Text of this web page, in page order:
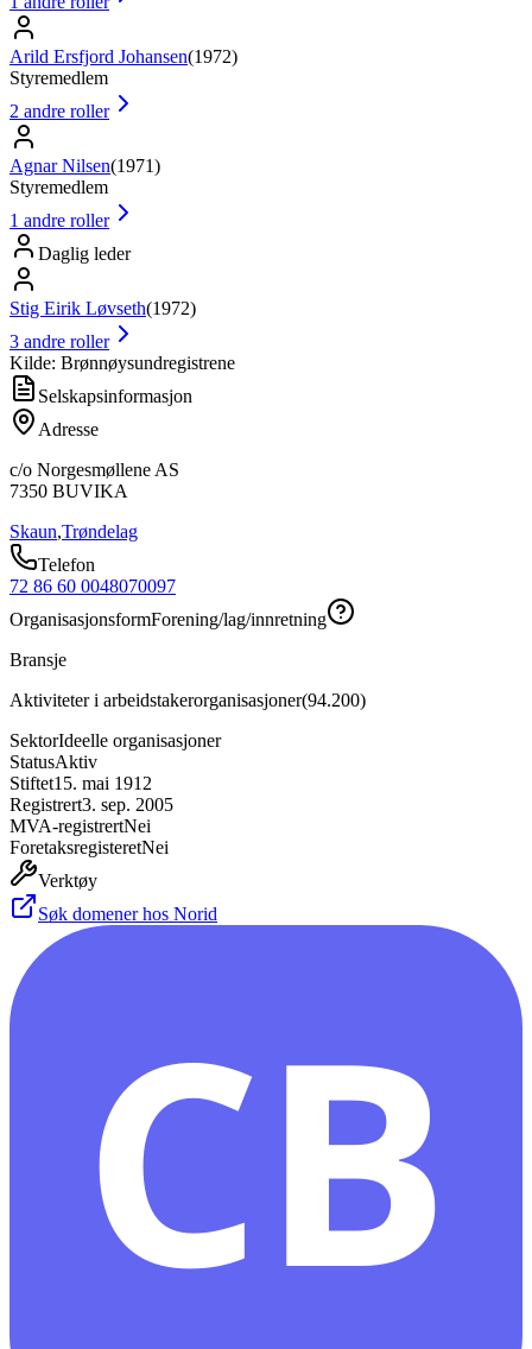
Arild Ersfjord Johansen(1972)
Styremedlem
2 andre roller
Agnar Nilsen(1971)
Styremedlem
1 andre roller
Daglig leder
Stig Eirik Løvseth(1972)
3 andre roller
Kilde: Brønnøysundregistrene
Selskapsinformasjon
Adresse
c/o Norgesmøllene AS
7350 BUVIKA
Skaun,Trøndelag
Telefon
72 86 60 0048070097
OrganisasjonsformForening/lag/innretning
Bransje
Aktiviteter i arbeidstakerorganisasjoner(94.200)
SektorIdeelle organisasjoner
StatusAktiv
Stiftet15. mai 1912
Registrert3. sep. 2005
MVA-registrertNei
ForetaksregisteretNei
Verktøy
Søk domener hos Norid
CB